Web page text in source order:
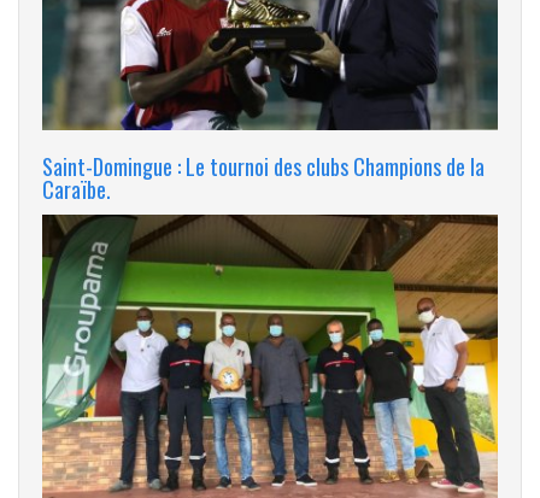
Saint-Domingue : Le tournoi des clubs Champions de la
Caraïbe.